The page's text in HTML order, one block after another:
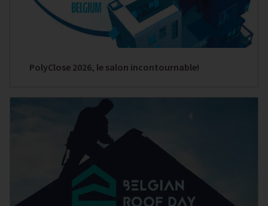
PolyClose 2026, le salon incontournable!